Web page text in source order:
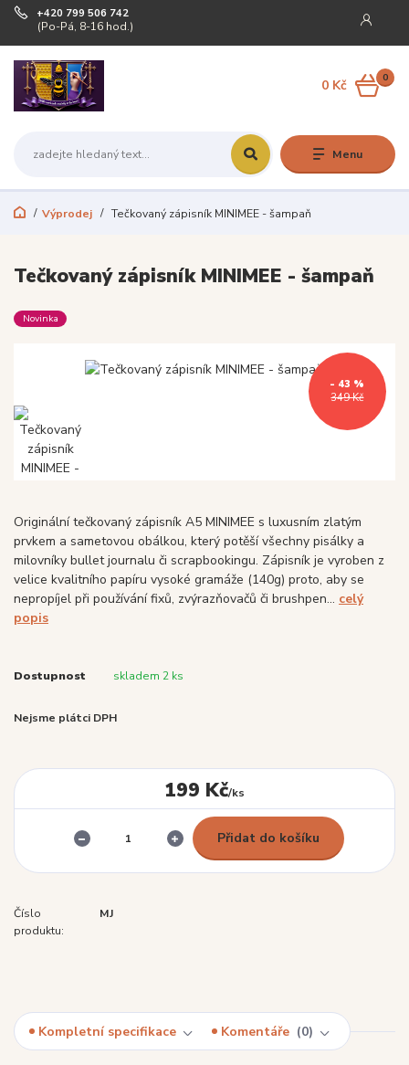
Menu
+420 799 506 742
(Po-Pá, 8-16 hod.)
0
0 Kč
Výprodej Tečkovaný zápisník MINIMEE - šampaň
Tečkovaný zápisník MINIMEE - šampaň
Novinka
349 Kč
- 43 %
Originální tečkovaný zápisník A5 MINIMEE s luxusním zlatým
prvkem a sametovou obálkou, který potěší všechny pisálky a
milovníky bullet journalu či scrapbookingu. Zápisník je vyroben z
velice kvalitního papíru vysoké gramáže (140g) proto, aby se
nepropíjel při používání fixů, zvýrazňovačů či brushpen... celý
popis
Dostupnost skladem 2 ks
Nejsme plátci DPH
199 Kč/ks
Přidat do košíku
Číslo
produktu:
MJ
Kompletní specifikace Komentáře 0